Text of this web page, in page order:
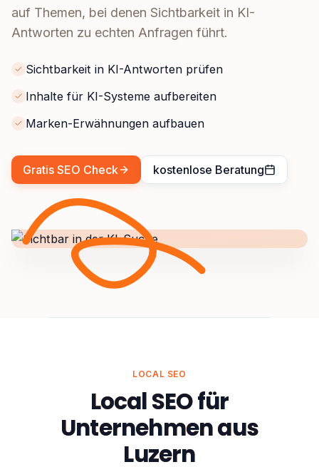
auf Themen, bei denen Sichtbarkeit in KI-
Antworten zu echten Anfragen führt.
Sichtbarkeit in KI-Antworten prüfen
Inhalte für KI-Systeme aufbereiten
Marken-Erwähnungen aufbauen
Gratis SEO Check kostenlose Beratung
LOCAL SEO
Local SEO für
Unternehmen aus
Luzern